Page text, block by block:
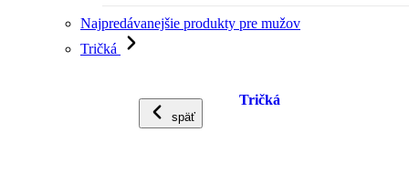
Najpredávanejšie produkty pre mužov
Tričká
späť
Tričká